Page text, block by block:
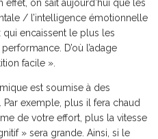
on sait aujourd’hui que les
/ l’intelligence émotionnelle
encaissent le plus les
D’où l’adage
facile ».
est soumise à des
exemple, plus il fera chaud
de votre effort, plus la vitesse
» sera grande. Ainsi, si le